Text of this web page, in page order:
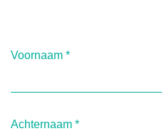
Voornaam *
Achternaam *